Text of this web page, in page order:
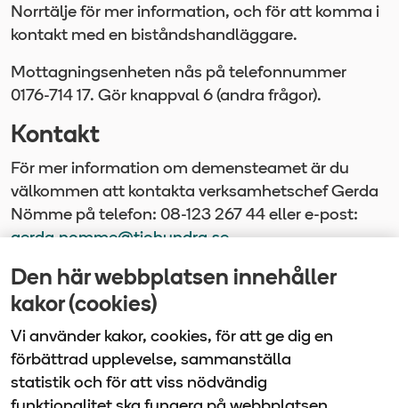
Den här webbplatsen innehåller
kakor (cookies)
Vi använder kakor, cookies, för att ge dig en
förbättrad upplevelse, sammanställa
statistik och för att viss nödvändig
Norrtälje för mer information, och för att komma i
kontakt med en biståndshandläggare.
Mottagningsenheten nås på telefonnummer
0176-714 17. Gör knappval 6 (andra frågor).
Kontakt
För mer information om demensteamet är du
välkommen att kontakta verksamhetschef Gerda
Nömme på telefon: 08-123 267 44 eller e-post:
gerda.nomme@tiohundra.se
Senast uppdaterad